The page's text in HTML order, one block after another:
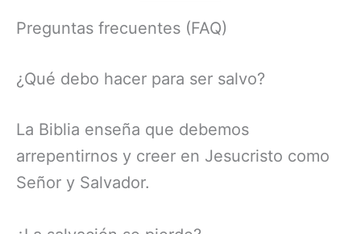
Preguntas frecuentes (FAQ)
¿Qué debo hacer para ser salvo?
La Biblia enseña que debemos
arrepentirnos y creer en Jesucristo como
Señor y Salvador.